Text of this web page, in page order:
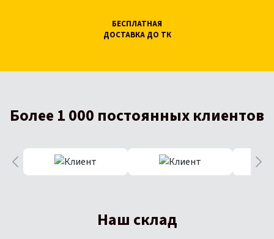
БЕСПЛАТНАЯ
ДОСТАВКА ДО ТК
Более 1 000 постоянных клиентов
Наш склад